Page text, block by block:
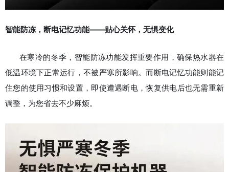
智能防冻，断电记忆功能——贴心关怀，无惧变化
在寒冷的冬季，智能防冻功能发挥重要作用，确保热水器在
低温环境下正常运行，不被严寒所影响。而断电记忆功能则能记
住您的使用习惯和设置，即使遭遇断电，恢复供电后也无需重新
调整，为您省去不少麻烦。